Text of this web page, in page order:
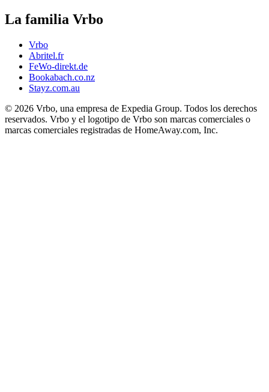
La familia Vrbo
Vrbo
Abritel.fr
FeWo-direkt.de
Bookabach.co.nz
Stayz.com.au
© 2026 Vrbo, una empresa de Expedia Group. Todos los derechos
reservados. Vrbo y el logotipo de Vrbo son marcas comerciales o
marcas comerciales registradas de HomeAway.com, Inc.